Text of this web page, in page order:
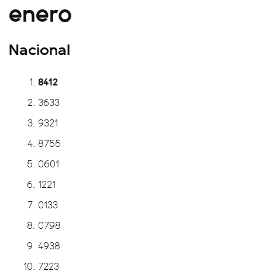
enero
Nacional
8412
3633
9321
8755
0601
1221
0133
0798
4938
7223